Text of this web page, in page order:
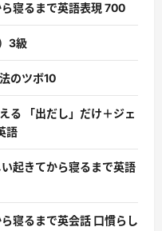
ら寝るまで英語表現 700
3級
のツボ10
る 「出だし」だけ＋ジェ
語
起きてから寝るまで英語
寝るまで英会話 口慣らし